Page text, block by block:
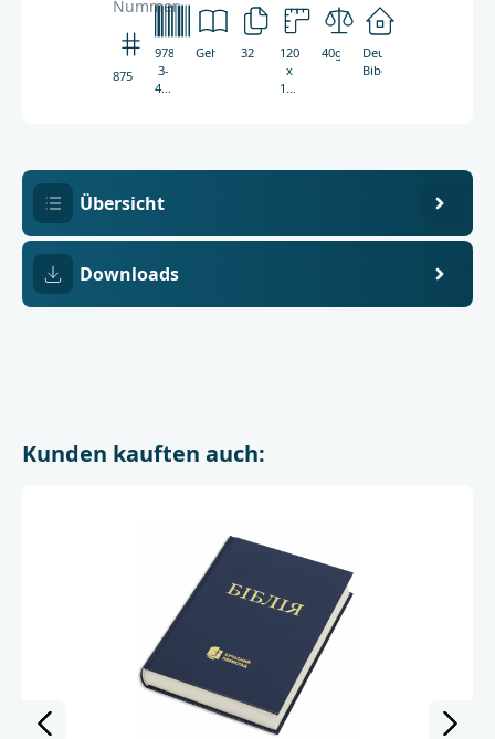
Nummer
8754
978-
3-
438-
Geheftet32
120
x
180
40g
Deutsche
Bibelgesellschaft
Übersicht
Downloads
Kunden kauften auch: